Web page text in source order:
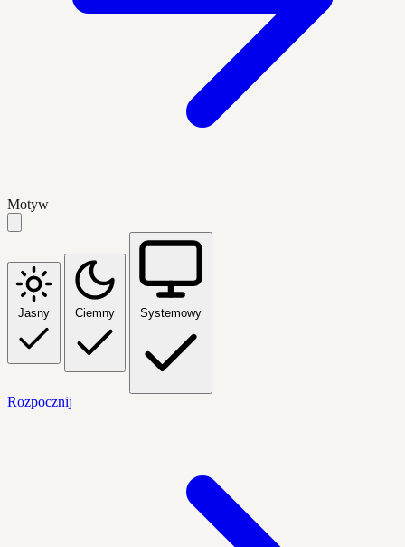
Motyw
Jasny Ciemny Systemowy
Rozpocznij